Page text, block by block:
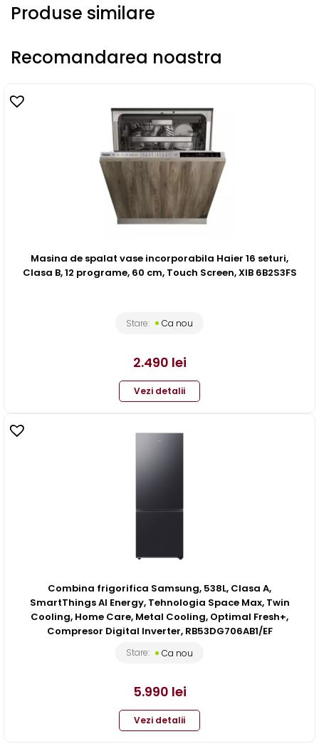
Produse similare
Recomandarea noastra
Masina de spalat vase incorporabila Haier 16 seturi,
Clasa B, 12 programe, 60 cm, Touch Screen, XIB 6B2S3FS
Stare: Ca nou
2.490 lei
Vezi detalii
Combina frigorifica Samsung, 538L, Clasa A,
SmartThings AI Energy, Tehnologia Space Max, Twin
Cooling, Home Care, Metal Cooling, Optimal Fresh+,
Compresor Digital Inverter, RB53DG706AB1/EF
Stare: Ca nou
5.990 lei
Vezi detalii